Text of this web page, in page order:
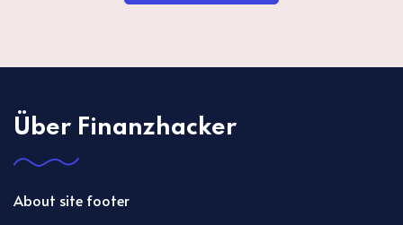
Über Finanzhacker
About site footer